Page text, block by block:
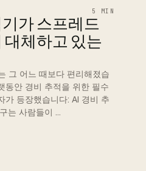
5 MIN
가 스프레드
체하고 있는
그 어느 때보다 편리해졌습
동안 경비 추적을 위한 필수
가 등장했습니다: AI 경비 추
는 사람들이 …